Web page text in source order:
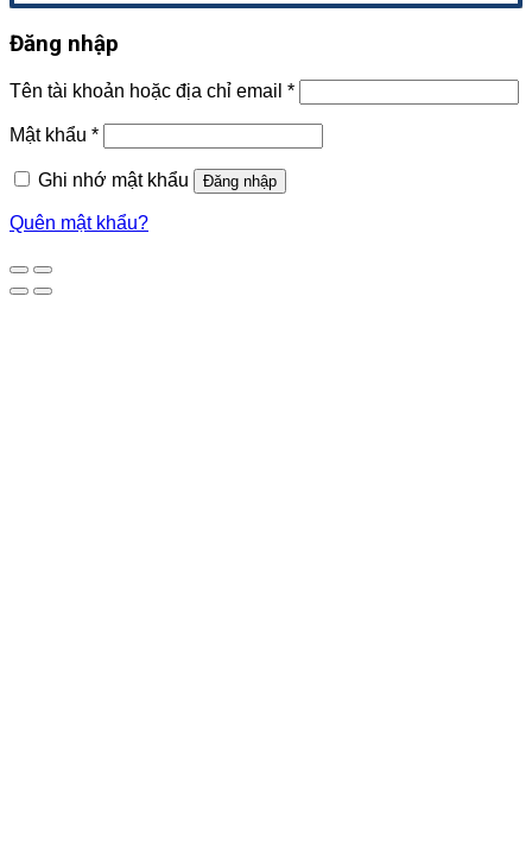
Đăng nhập
Tên tài khoản hoặc địa chỉ email *
Mật khẩu *
Ghi nhớ mật khẩu Đăng nhập
Quên mật khẩu?